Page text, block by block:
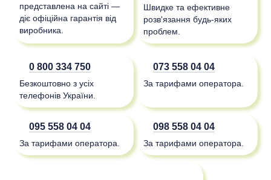
представлена на сайті —
діє офіційна гарантія від
виробника.
Швидке та ефективне
розв'язання будь-яких
проблем.
0 800 334 750
Безкоштовно з усіх
телефонів України.
073 558 04 04
За тарифами оператора.
095 558 04 04
За тарифами оператора.
098 558 04 04
За тарифами оператора.